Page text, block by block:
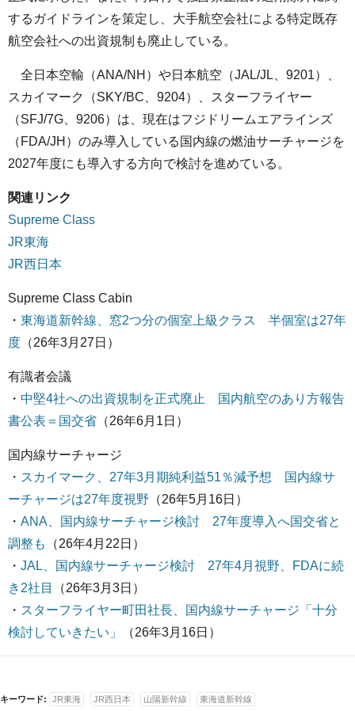
するガイドラインを策定し、大手航空会社による特定既存
航空会社への出資規制も廃止している。
全日本空輸（ANA/NH）や日本航空（JAL/JL、9201）、
スカイマーク（SKY/BC、9204）、スターフライヤー
（SFJ/7G、9206）は、現在はフジドリームエアラインズ
（FDA/JH）のみ導入している国内線の燃油サーチャージを
2027年度にも導入する方向で検討を進めている。
関連リンク
Supreme Class
JR東海
JR西日本
Supreme Class Cabin
・ 東海道新幹線、窓2つ分の個室上級クラス 半個室は27年
度 （26年3月27日）
有識者会議
・ 中堅4社への出資規制を正式廃止 国内航空のあり方報告
書公表＝国交省 （26年6月1日）
国内線サーチャージ
・ スカイマーク、27年3月期純利益51％減予想 国内線サ
ーチャージは27年度視野 （26年5月16日）
・ ANA、国内線サーチャージ検討 27年度導入へ国交省と
調整も
（26年4月22日）
・ JAL、国内線サーチャージ検討 27年4月視野、FDAに続
き2社目
（26年3月3日）
・ スターフライヤー町田社長、国内線サーチャージ「十分
検討していきたい」
（26年3月16日）
キーワード: JR東海 JR西日本 山陽新幹線 東海道新幹線